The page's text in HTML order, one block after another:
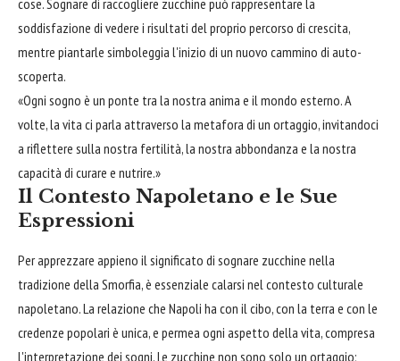
cose. Sognare di raccogliere zucchine può rappresentare la
soddisfazione di vedere i risultati del proprio percorso di crescita,
mentre piantarle simboleggia l'inizio di un nuovo cammino di auto-
scoperta.
«Ogni sogno è un ponte tra la nostra anima e il mondo esterno. A
volte, la vita ci parla attraverso la metafora di un ortaggio, invitandoci
a riflettere sulla nostra fertilità, la nostra abbondanza e la nostra
capacità di curare e nutrire.»
Il Contesto Napoletano e le Sue
Espressioni
Per apprezzare appieno il significato di sognare zucchine nella
tradizione della Smorfia, è essenziale calarsi nel contesto culturale
napoletano. La relazione che Napoli ha con il cibo, con la terra e con le
credenze popolari è unica, e permea ogni aspetto della vita, compresa
l'interpretazione dei sogni. Le zucchine non sono solo un ortaggio;